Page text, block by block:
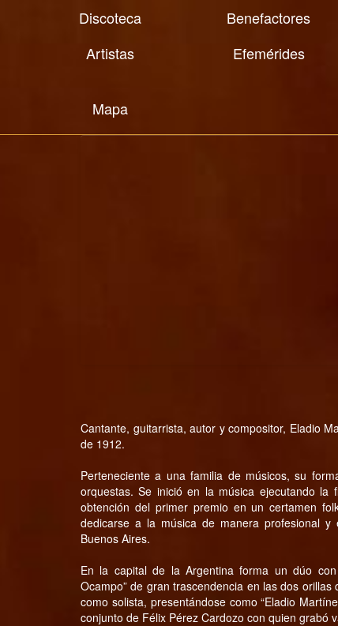
Discoteca Benefactores
Artistas
Efemérides
Mapa
Cantante, guitarrista, autor y compositor, Eladio
de 1912.
Perteneciente a una familia de músicos, su
orquestas. Se inició en la música ejecutando
obtención del primer premio en un certamen
dedicarse a la música de manera profesional
Buenos Aires.
En la capital de la Argentina forma un dúo
Ocampo” de gran trascendencia en las dos
como solista, presentándose como “Eladio
conjunto de Félix Pérez Cardozo con quien grabó